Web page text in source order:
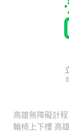
高雄無障礙計
輪椅上下樓 高